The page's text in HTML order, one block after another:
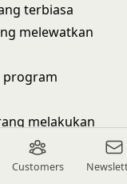
Customers
terbiasa
melewatkan
program
melakukan
baru lebih